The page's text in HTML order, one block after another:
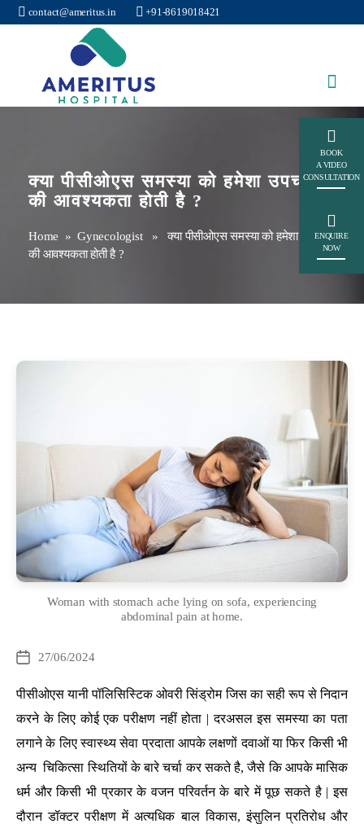
contact@ameritus.in +91-8619018421
क्या पीसीओएस समस्या को हमेशा उपचार
की आवश्यकता होती है ?
Home »Gynecologist» क्या पीसीओएस समस्या को हमेशा उपचार
की आवश्यकता होती है ?
Woman with stomach ache lying on sofa, experiencing
abdominal pain at home.
Post27/06/2024
पीसीओएस यानी पॉलिसिस्टिक ओवरी सिंड्रोम जिस का सही रूप से निदान
करने के लिए कोई एक परीक्षण नहीं होता | दरअसल इस समस्या का पता
लगाने के लिए स्वास्थ्य सेवा प्रदाता आपके लक्षणों दवाओं या फिर किसी भी
अन्य चिकित्सा स्थितियों के बारे चर्चा कर सकते है, जैसे कि आपके मासिक
धर्म और किसी भी प्रकार के वजन परिवर्तन के बारे में पूछ सकते है | इस
दौरान डॉक्टर परीक्षण में अत्यधिक बाल विकास, इंसुलिन प्रतिरोध और
BOOK
A VIDEO
CONSULTATION
ENQUIRE
NOW